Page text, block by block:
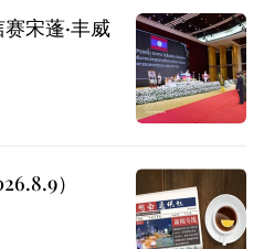
宋蓬·丰威
）